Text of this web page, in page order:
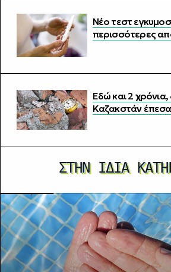
Νέο τεστ
περισσότερες
Εδώ και 2
Καζακστάν
ΣΤΗΝ ΊΔΙΑ